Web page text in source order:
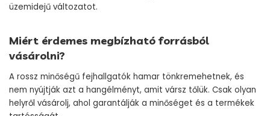
üzemidejű változatot.
Miért érdemes megbízható forrásból
vásárolni?
A rossz minőségű fejhallgatók hamar tönkremehetnek, és
nem nyújtják azt a hangélményt, amit vársz tőlük. Csak olyan
helyről vásárolj, ahol garantálják a minőséget és a termékek